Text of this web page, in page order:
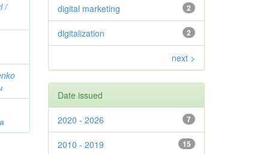
/ 2
digital marketing
2
digitalization
next >
Date issued
7
2020 - 2026
15
2010 - 2019